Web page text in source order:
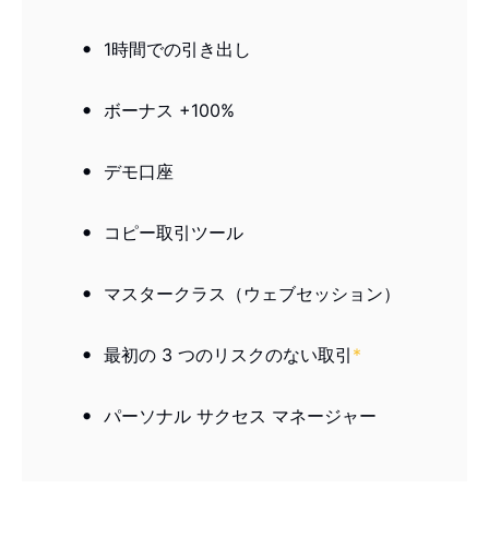
1時間での引き出し
ボーナス +100%
デモ口座
コピー取引ツール
マスタークラス（ウェブセッション）
最初の 3 つのリスクのない取引 *
パーソナル サクセス マネージャー